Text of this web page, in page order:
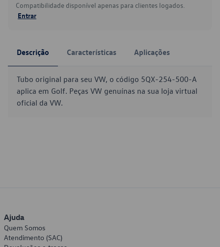
Compatibilidade disponível apenas para clientes logados.
Entrar
Descrição Características Aplicações
Tubo original para seu VW, o código 5QX-254-500-A
aplica em Golf. Peças VW genuínas na sua loja virtual
oficial da VW.
Ajuda
Quem Somos
Atendimento (SAC)